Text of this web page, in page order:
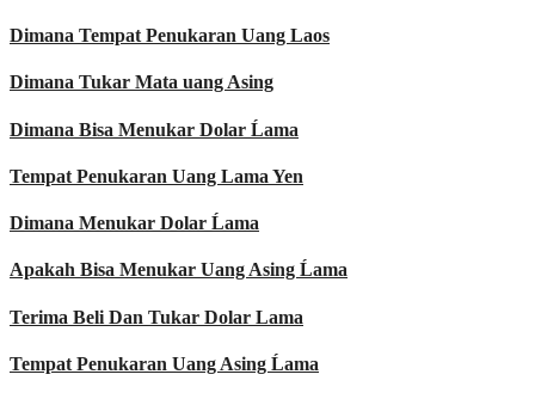
Dimana Tempat Penukaran Uang Laos
Dimana Tukar Mata uang Asing
Dimana Bisa Menukar Dolar Ĺama
Tempat Penukaran Uang Lama Yen
Dimana Menukar Dolar Ĺama
Apakah Bisa Menukar Uang Asing Ĺama
Terima Beli Dan Tukar Dolar Lama
Tempat Penukaran Uang Asing Ĺama